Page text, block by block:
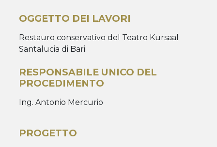
OGGETTO DEI LAVORI
Restauro conservativo del Teatro Kursaal
Santalucia di Bari
RESPONSABILE UNICO DEL
PROCEDIMENTO
Ing. Antonio Mercurio
PROGETTO